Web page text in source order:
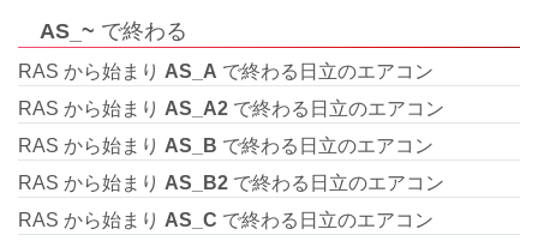
AS_~ で終わる
RAS から始まり AS_A で終わる日立のエアコン
RAS から始まり AS_A2 で終わる日立のエアコン
RAS から始まり AS_B で終わる日立のエアコン
RAS から始まり AS_B2 で終わる日立のエアコン
RAS から始まり AS_C で終わる日立のエアコン